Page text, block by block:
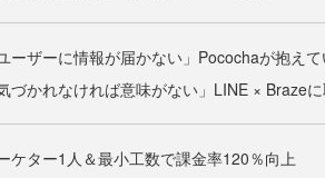
ユーザーに情報が届かない」Pocochaが抱え
気づかれなければ意味がない」LINE × Braze
ケター1人＆最小工数で課金率120％向上